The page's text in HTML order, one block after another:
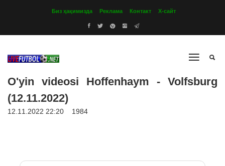
Биз ҳақимизда Реклама Контакт Х-сайт
O'yin videosi Hoffenhaym - Volfsburg
(12.11.2022)
12.11.2022 22:20 1984